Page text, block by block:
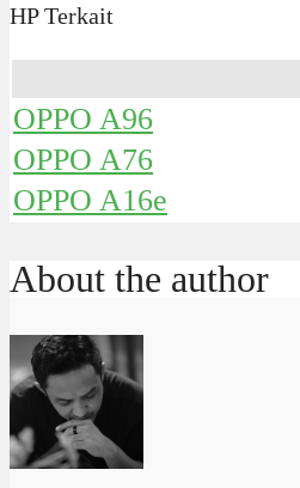
HP Terkait
OPPO A96
OPPO A76
OPPO A16e
About the author